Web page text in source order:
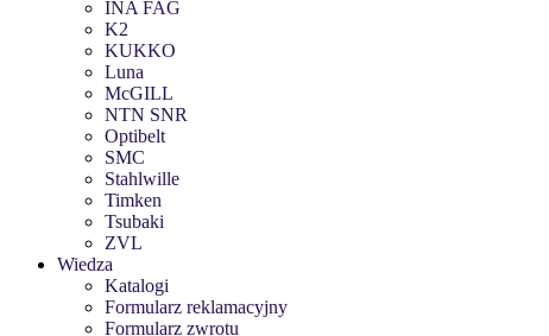
INA FAG
K2
KUKKO
Luna
McGILL
NTN SNR
Optibelt
SMC
Stahlwille
Timken
Tsubaki
ZVL
Wiedza
Katalogi
Formularz reklamacyjny
Formularz zwrotu